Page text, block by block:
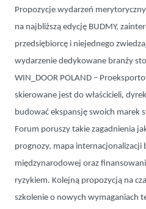
Propozycje wydarzeń
na najbliższą edycję BUDMY,
przedsiębiorcę i niejednego
wydarzenie dedykowane branży
WIN_DOOR POLAND –
skierowane jest do właścicieli,
budować ekspansję swoich marek
Forum poruszy takie zagadnienia
prognozy, mapa internacjonalizacji
międzynarodowej oraz
ryzykiem. Kolejną propozycją na
szkolenie o nowych wymaganiach